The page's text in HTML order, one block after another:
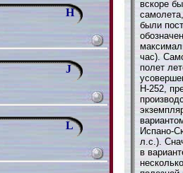
H
J
L
вскоре
были
час).
полет
Н-252,
Испано-
л.с.).
в